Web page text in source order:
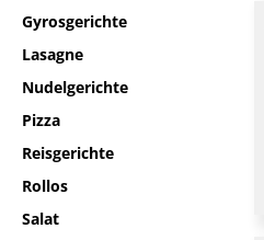
Gyrosgerichte
Lasagne
Nudelgerichte
Pizza
Reisgerichte
Rollos
Salat